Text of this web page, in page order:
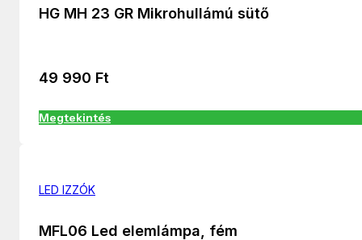
HG MH 23 GR Mikrohullámú sütő
49 990 Ft
Megtekintés
LED IZZÓK
MFL06 Led elemlámpa, fém